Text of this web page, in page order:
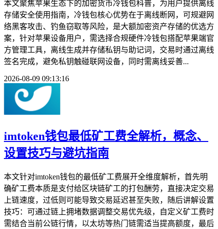
本文聚焦苹果生态下的加密货币冷钱包科普，为用户提供离线
存储安全使用指南，冷钱包核心优势在于离线断网，可规避网
络黑客攻击、钓鱼窃取等风险，是大额加密资产存储的优选方
案，针对苹果设备用户，需选择合规硬件冷钱包搭配苹果端官
方管理工具，离线生成并存储私钥与助记词，交易时通过离线
签名完成，避免私钥触碰联网设备，同时需离线妥善...
2026-08-09 09:13:16
imtoken钱包最低矿工费全解析，概念、
设置技巧与避坑指南
本文针对imtoken钱包的最低矿工费展开全维度解析，首先明
确矿工费本质是支付给区块链矿工的打包酬劳，直接决定交易
上链速度，过低则可能导致交易延迟甚至失败，随后讲解设置
技巧：可通过链上拥堵数据调整交易优先级，自定义矿工费时
需结合当前公链行情，以太坊等热门链需适当提高额度，最后